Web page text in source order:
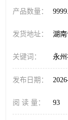
产品数量：
发货地址： 湖
关键词： 永
发布日期：
阅 读 量： 93